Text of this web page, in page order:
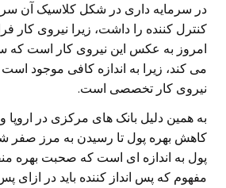
در سرمایه داری در شکل کلاسیک آن
کنترل کننده را داشت، زیرا نیروی کار
امروز به عکس این نیروی کار است که
می کند، زیرا به اندازه کافی موجود
نیروی کار تخصصی است.
به همین دلیل بانک های مرکزی در اروپا
کاهش بهره پول تا رسیدن به مرز صفر
پول به اندازه ای است که صحبت بهره
مفهوم که پس انداز کننده باید در ازای